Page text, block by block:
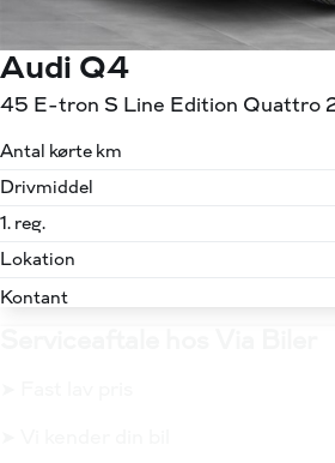
Audi Q4
45 E-tron S Line Edition Quattro
Antal kørte km
Drivmiddel
1. reg.
Lokation
Kontant